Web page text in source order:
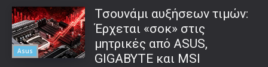
Asus
Τσουνάμι αυξήσεων τιμών:
Έρχεται «σοκ» στις
μητρικές από ASUS,
GIGABYTE και MSI